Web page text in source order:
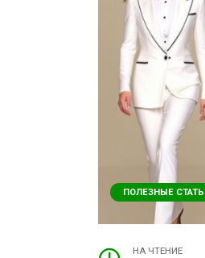
ПОЛЕЗНЫЕ
НА ЧТЕНИЕ